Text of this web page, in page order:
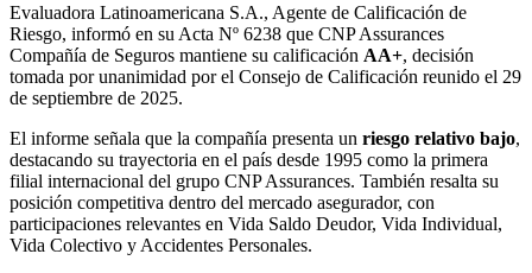
Evaluadora Latinoamericana S.A., Agente de Calificación de
Riesgo, informó en su Acta Nº 6238 que CNP Assurances
Compañía de Seguros mantiene su calificación AA+, decisión
tomada por unanimidad por el Consejo de Calificación reunido el 29
de septiembre de 2025.
El informe señala que la compañía presenta un riesgo relativo bajo,
destacando su trayectoria en el país desde 1995 como la primera
filial internacional del grupo CNP Assurances. También resalta su
posición competitiva dentro del mercado asegurador, con
participaciones relevantes en Vida Saldo Deudor, Vida Individual,
Vida Colectivo y Accidentes Personales.